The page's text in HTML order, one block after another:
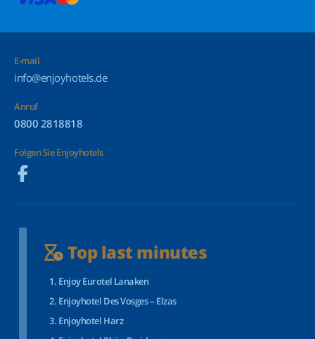
E-mail
info@enjoyhotels.de
Anruf
0800 2818818
Folgen Sie Enjoyhotels
Top last minutes
Enjoy Eurotel Lanaken
Enjoyhotel Des Vosges – Elzas
Enjoyhotel Harz